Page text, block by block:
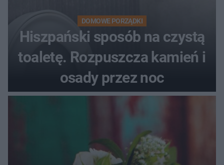
DOMOWE PORZĄDKI
Hiszpański sposób na czystą
toaletę. Rozpuszcza kamień i
osady przez noc